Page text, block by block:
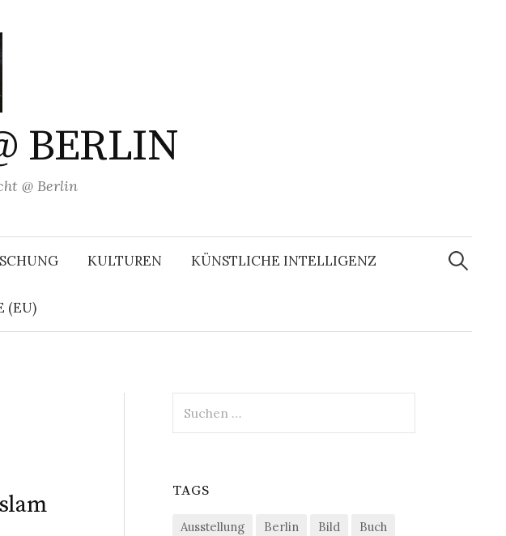
BERLIN
@ Berlin
KULTUREN KÜNSTLICHE INTELLIGENZ
(EU)
Suchen
nach:
nach:
TAGS
Ausstellung Berlin Bild
Buch